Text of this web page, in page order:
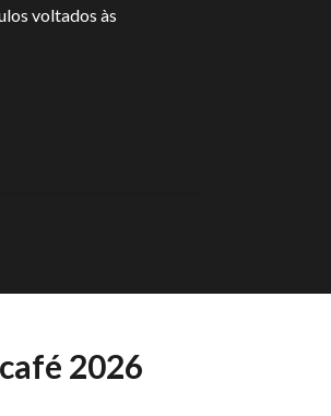
voltados às
2026